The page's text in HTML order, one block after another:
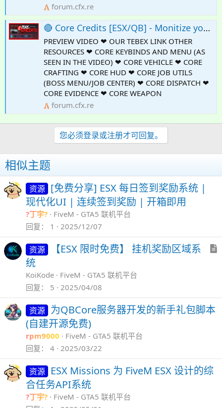
forum.cfx.re
🔴 Core Credits [ESX/QB] - Monitize your server further (Case Openings, Shop, Tasks, Rewards)
PREVIEW VIDEO ❤ OUR TEBEX LINK OTHER
RESOURCES ❤ CORE KEYBINDS AND MENU (AS
SEEN IN THE VIDEO) ❤ CORE VEHICLE ❤ CORE
CRAFTING ❤ CORE HUD ❤ CORE JOB UTILS
(BOSS MENU/JOB CENTER) ❤ CORE DISPATCH ❤
CORE EVIDENCE ❤ CORE WEAPON
forum.cfx.re
您必须登录或注册才可回复。
相似主题
资源 [免费分享] ESX 每日签到奖励系统 |
现代化UI | 连续签到奖励 | 开箱即用
?丁宇?
FiveM - GTA5 联机平台
回复
1 2025/12/07
资源
【ESX 限时免费】 挂机奖励区域系
统
KoiKode
FiveM - GTA5 联机平台
回复
5 2025/04/08
资源 为QBCore服务器开发的新手礼包脚本
(自建开源免费)
rpm9000
FiveM - GTA5 联机平台
回复
4 2025/03/22
资源
ESX Missions 为 FiveM ESX 设计的综
合任务API系统
?丁宇?
FiveM - GTA5 联机平台